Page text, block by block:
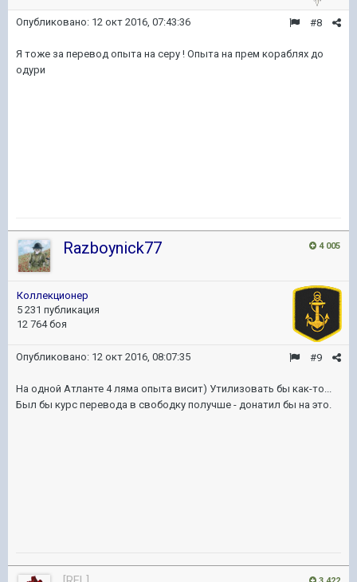
#8
Опубликовано: 12 окт 2016, 07:43:36
Я тоже за перевод опыта на серу ! Опыта на прем кораблях до
одури
4 005
Razboynick77
Коллекционер
5 231 публикация
12 764 боя
#9
Опубликовано: 12 окт 2016, 08:07:35
На одной Атланте 4 ляма опыта висит) Утилизовать бы как-то...
Был бы курс перевода в свободку получше - донатил бы на это.